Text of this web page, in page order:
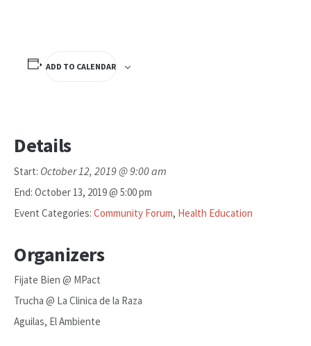
ADD TO CALENDAR
Details
Start: October 12, 2019 @ 9:00 am
End: October 13, 2019 @ 5:00 pm
Event Categories: Community Forum, Health Education
Organizers
Fijate Bien @ MPact
Trucha @ La Clinica de la Raza
Aguilas, El Ambiente